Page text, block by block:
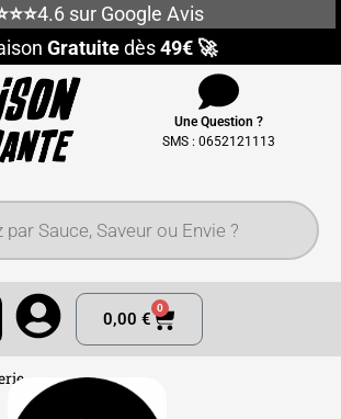
4.6 sur Google Avis
Gratuitedès49€ 🚀
Une Question ?
SMS : 0652121113
0,00 €
0